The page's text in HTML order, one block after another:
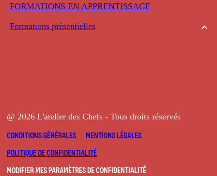
FORMATIONS EN APPRENTISSAGE
Formations présentielles
@ 2026 L'atelier des Chefs - Tous droits réservés
CONDITIONS GÉNÉRALES
MENTIONS LÉGALES
POLITIQUE DE CONFIDENTIALITÉ
MODIFIER MES PARAMÈTRES DE CONFIDENTIALITÉ